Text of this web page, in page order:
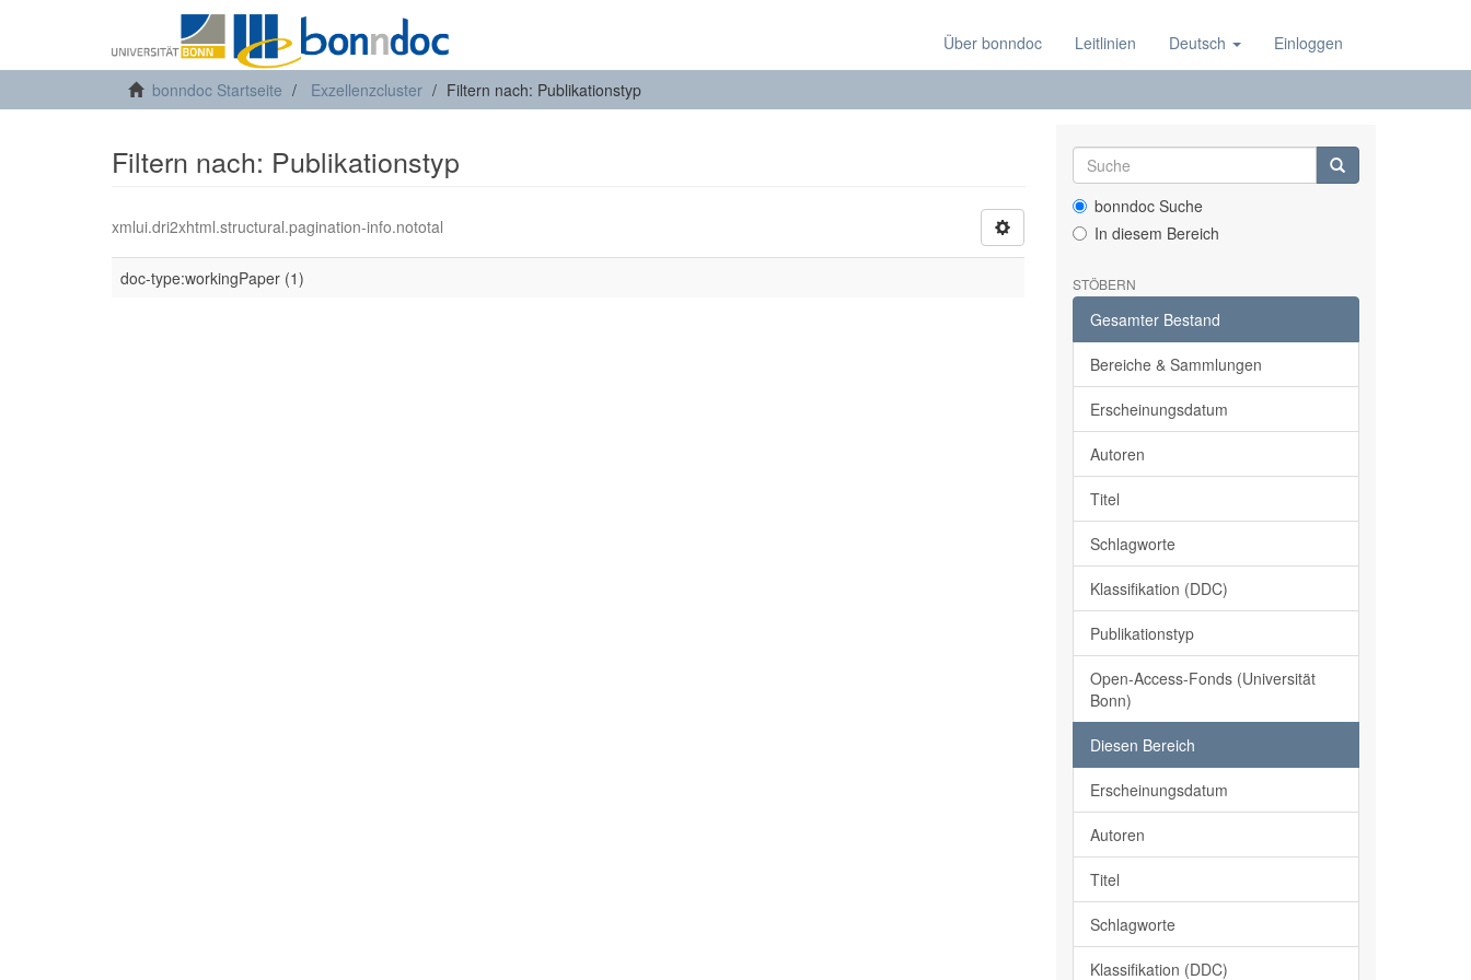
Über bonndoc Leitlinien Deutsch Einloggen
bonndoc Startseite Exzellenzcluster Filtern nach: Publikationstyp
Filtern nach: Publikationstyp
xmlui.dri2xhtml.structural.pagination-info.nototal
doc-type:workingPaper (1)
bonndoc Suche
In diesem Bereich
STÖBERN
Gesamter Bestand
Bereiche & Sammlungen
Erscheinungsdatum
Autoren
Titel
Schlagworte
Klassifikation (DDC)
Publikationstyp
Open-Access-Fonds (Universität
Bonn)
Diesen Bereich
Erscheinungsdatum
Autoren
Titel
Schlagworte
Klassifikation (DDC)